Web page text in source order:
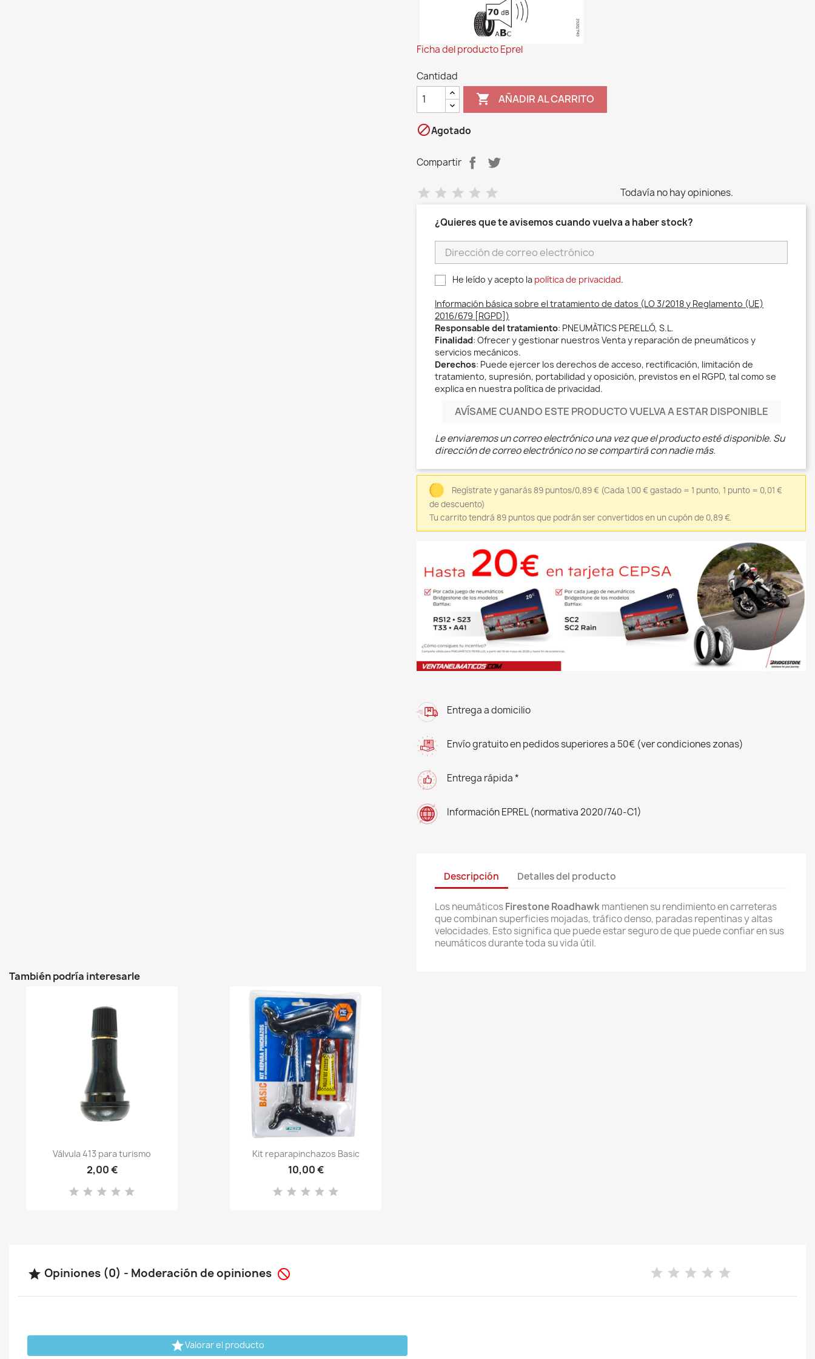
Ficha del producto Eprel
Cantidad
 AÑADIR AL CARRITO
Agotado
Compartir
Todavía no hay opiniones.
¿Quieres que te avisemos cuando vuelva a haber stock?
He leído y acepto la política de privacidad.
Información básica sobre el tratamiento de datos (LO 3/2018 y Reglamento (UE)
2016/679 [RGPD])
Responsable del tratamiento: PNEUMÀTICS PERELLÓ, S.L.
Finalidad: Ofrecer y gestionar nuestros Venta y reparación de pneumáticos y
servicios mecánicos.
Derechos: Puede ejercer los derechos de acceso, rectificación, limitación de
tratamiento, supresión, portabilidad y oposición, previstos en el RGPD, tal como se
explica en nuestra política de privacidad.
AVÍSAME CUANDO ESTE PRODUCTO VUELVA A ESTAR DISPONIBLE
Le enviaremos un correo electrónico una vez que el producto esté disponible. Su
dirección de correo electrónico no se compartirá con nadie más.
Regístrate y ganarás 89 puntos/0,89 € (Cada 1,00 € gastado = 1 punto, 1 punto = 0,01 €
de descuento)
Tu carrito tendrá 89 puntos que podrán ser convertidos en un cupón de 0,89 €.
Entrega a domicilio
Envío gratuito en pedidos superiores a 50€ (ver condiciones zonas)
Entrega rápida *
Información EPREL (normativa 2020/740-C1)
Descripción Detalles del producto
Los neumáticosFirestone Roadhawkmantienen su rendimiento en carreteras
que combinan superficies mojadas, tráfico denso, paradas repentinas y altas
velocidades. Esto significa que puede estar seguro de que puede confiar en sus
neumáticos durante toda su vida útil.
También podría interesarle
Vista rápida
Válvula 413 para turismo
2,00 €
Vista rápida
Kit reparapinchazos Basic
10,00 €
 Opiniones (0) - Moderación de opiniones 
Valorar el producto